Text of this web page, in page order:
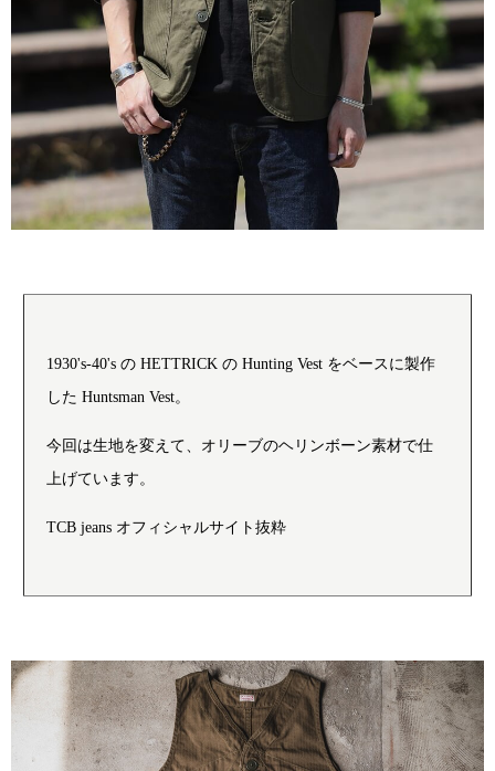
1930's-40's の HETTRICK の Hunting Vest をベースに製作
した Huntsman Vest。
今回は生地を変えて、オリーブのヘリンボーン素材で仕
上げています。
TCB jeans オフィシャルサイト抜粋